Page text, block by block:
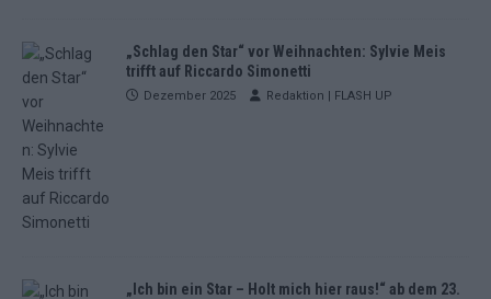
„Schlag den Star“ vor Weihnachten: Sylvie Meis
trifft auf Riccardo Simonetti
Dezember 2025 Redaktion | FLASH UP
„Ich bin ein Star – Holt mich hier raus!“ ab dem 23.